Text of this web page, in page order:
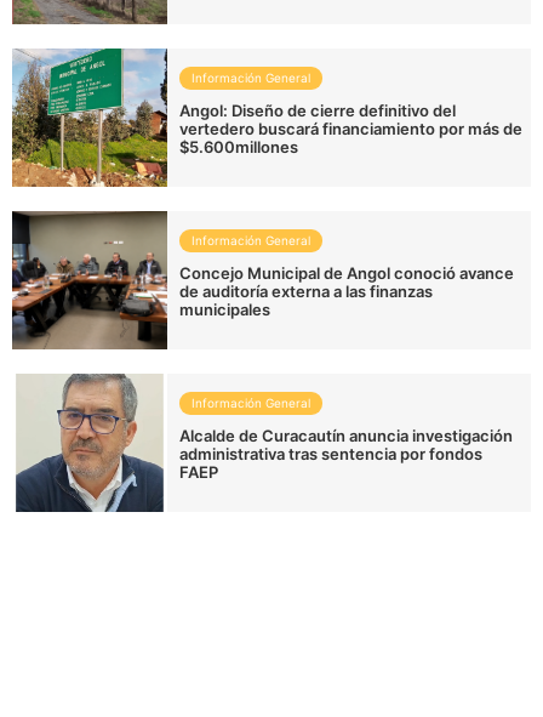
Información General
Angol: Diseño de cierre definitivo del
vertedero buscará financiamiento por más de
$5.600millones
Información General
Concejo Municipal de Angol conoció avance
de auditoría externa a las finanzas
municipales
Información General
Alcalde de Curacautín anuncia investigación
administrativa tras sentencia por fondos
FAEP